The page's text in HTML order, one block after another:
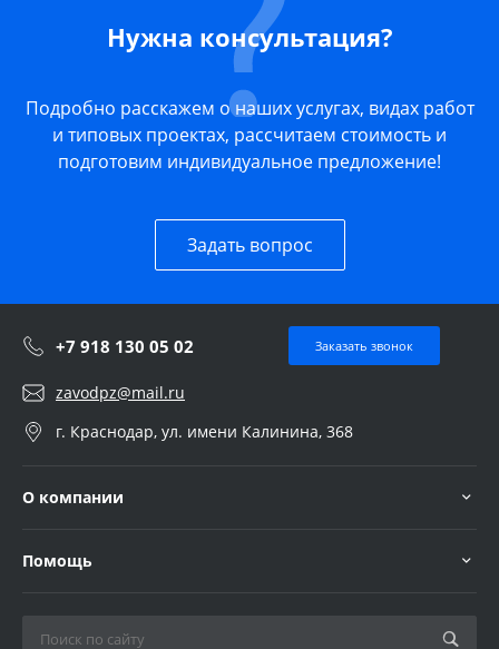
Нужна консультация?
Подробно расскажем о наших услугах, видах работ
и типовых проектах, рассчитаем стоимость и
подготовим индивидуальное предложение!
Задать вопрос
+7 918 130 05 02 Заказать звонок
zavodpz@mail.ru
г. Краснодар, ул. имени Калинина, 368
О компании
Помощь